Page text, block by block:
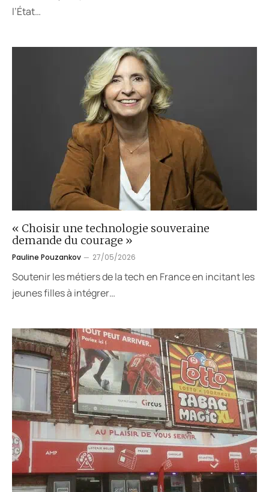
l’État…
« Choisir une technologie souveraine
demande du courage »
Pauline Pouzankov 27/05/2026
Soutenir les métiers de la tech en France en incitant les
jeunes filles à intégrer…